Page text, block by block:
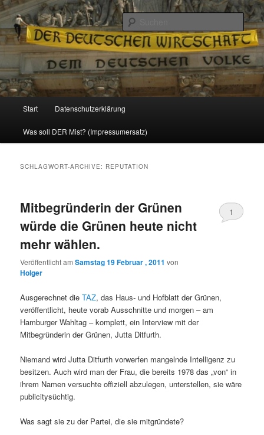
Reizzentrum
Politik, Wirtschaft, Soziales und Gesellschaft
Zum
Inhalt
Zum
sekundären
Start Datenschutzerklärung
Was soll DER Mist? (Impressumersatz)
SCHLAGWORT-ARCHIVE: REPUTATION
Mitbegründerin der Grünen
würde die Grünen heute nicht
mehr wählen.
Veröffentlicht amSamstag 19 Februar , 2011 von
Holger
1
Ausgerechnet dieTAZ, das Haus- und Hofblatt der Grünen,
veröffentlicht, heute vorab Ausschnitte und morgen – am
Hamburger Wahltag – komplett, ein Interview mit der
Mitbegründerin der Grünen, Jutta Ditfurth.
Niemand wird Jutta Ditfurth vorwerfen mangelnde Intelligenz zu
besitzen. Auch wird man der Frau, die bereits 1978 das „von“ in
ihrem Namen versuchte offiziell abzulegen, unterstellen, sie wäre
publicitysüchtig.
Was sagt sie zu der Partei, die sie mitgründete?